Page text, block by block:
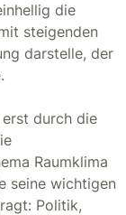
die
steigenden
darstelle, der
durch die
Raumklima
seine wichtigen
Politik,